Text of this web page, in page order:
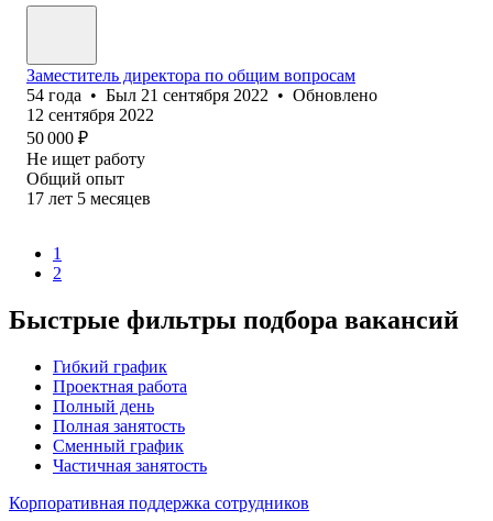
Заместитель директора по общим вопросам
54 года • Был 21 сентября 2022 • Обновлено
12 сентября 2022
50 000 ₽
Не ищет работу
Общий опыт
17 лет 5 месяцев
1
2
Быстрые фильтры подбора вакансий
Гибкий график
Проектная работа
Полный день
Полная занятость
Сменный график
Частичная занятость
Корпоративная поддержка сотрудников